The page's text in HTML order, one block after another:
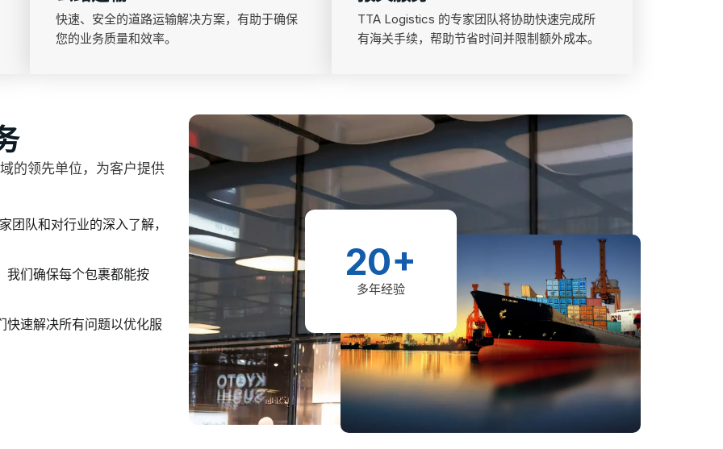
快速、安全的道路运输解决方案，有助于确保
您的业务质量和效率。
TTA Logistics 的专家团队将协助快速完成所
有海关手续，帮助节省时间并限制额外成本。
的领先单位，为客户提供
队和对行业的深入了解，
我们确保每个包裹都能按
快速解决所有问题以优化服
20+
多年经验